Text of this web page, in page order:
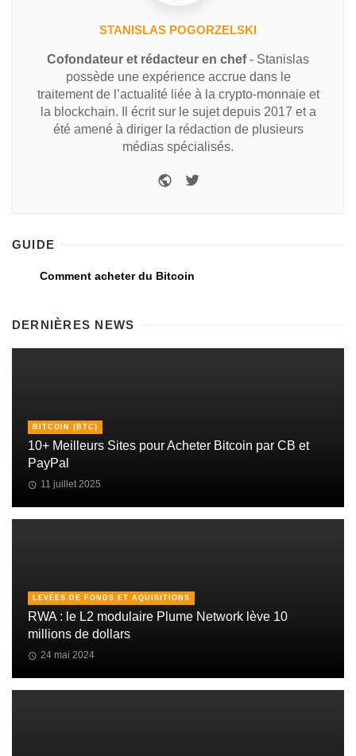
STANISLAS POGORZELSKI
Cofondateur et rédacteur en chef- Stanislas
possède une expérience accrue dans le
traitement de l’actualité liée à la crypto-monnaie et
la blockchain. Il écrit sur le sujet depuis 2017 et a
été amené à diriger la rédaction de plusieurs
médias spécialisés.
GUIDE
Comment acheter du Bitcoin
DERNIÈRES NEWS
BITCOIN (BTC)
10+ Meilleurs Sites pour Acheter Bitcoin par CB et
PayPal
11 juillet 2025
LEVÉES DE FONDS ET AQUISITIONS
RWA : le L2 modulaire Plume Network lève 10
millions de dollars
24 mai 2024